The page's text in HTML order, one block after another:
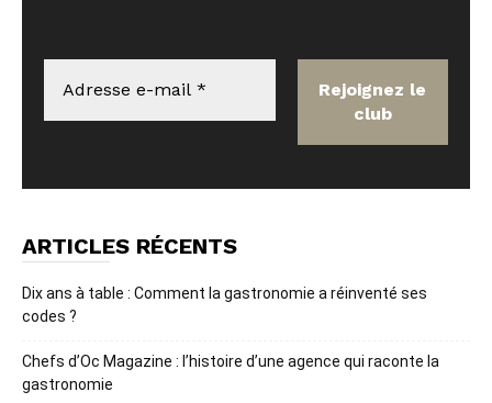
ARTICLES RÉCENTS
Dix ans à table : Comment la gastronomie a réinventé ses
codes ?
Chefs d’Oc Magazine : l’histoire d’une agence qui raconte la
gastronomie